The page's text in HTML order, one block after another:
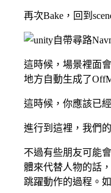
再次Bake，回到
這時候，場景裡面
地方自動生成了
這時候，你應該已
進行到這裡，我們
不過有些朋友可能
體來代替人物的話
跳躍動作的過程。